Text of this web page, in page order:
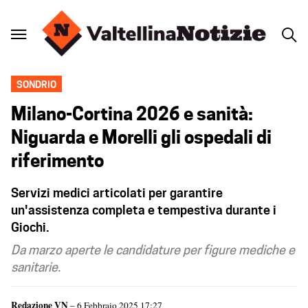
SONDRIO
Milano-Cortina 2026 e sanità:
Niguarda e Morelli gli ospedali di
riferimento
Servizi medici articolati per garantire
un'assistenza completa e tempestiva durante i
Giochi.
Da marzo aperte le candidature per figure mediche e
sanitarie.